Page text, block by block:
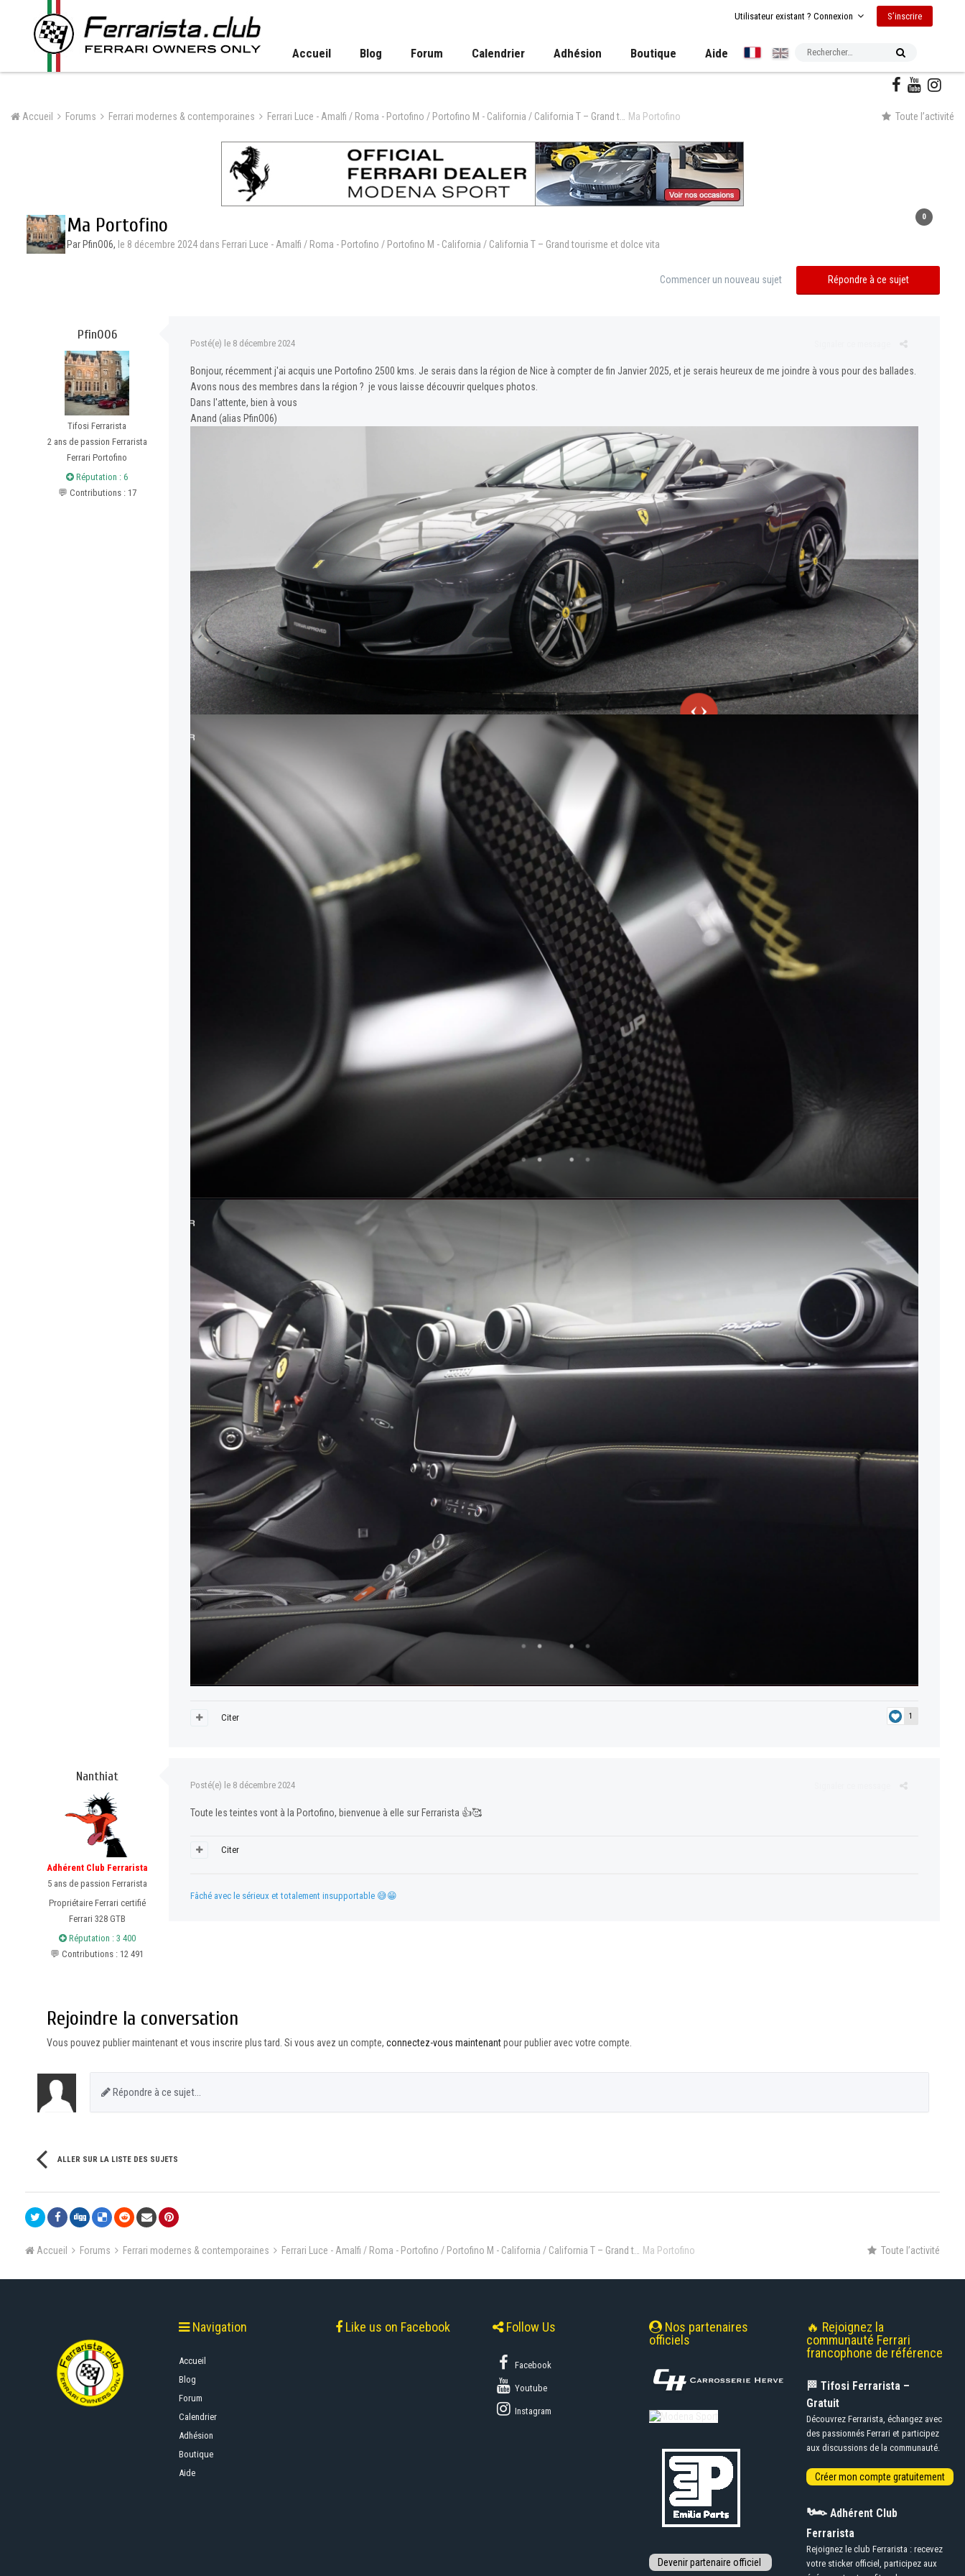
Utilisateur existant ? Connexion S’inscrire
Accueil Blog Forum Calendrier Adhésion Boutique Aide
Toute l’activité
Accueil Forums Ferrari modernes & contemporaines Ma Portofino
0
Ma Portofino
Par PfinO06, le 8 décembre 2024 dans Ferrari Luce - Amalfi / Roma - Portofino / Portofino M - California / California T – Grand tourisme et dolce vita
Répondre à ce sujet
Commencer un nouveau sujet
PfinO06
Tifosi Ferrarista
2 ans de passion Ferrarista
Ferrari Portofino
Réputation : 6
💬 Contributions : 17
Posté(e) le 8 décembre 2024
Bonjour, récemment j'ai acquis une Portofino 2500 kms. Je serais dans la région de Nice à compter de fin Janvier 2025, et je serais heureux de me joindre à vous pour des ballades.
Avons nous des membres dans la région ? je vous laisse découvrir quelques photos.
Dans l'attente, bien à vous
Anand (alias PfinO06)
1
Citer
Nanthiat
Adhérent Club Ferrarista
5 ans de passion Ferrarista
Propriétaire Ferrari certifié
Ferrari 328 GTB
Réputation : 3 400
💬 Contributions : 12 491
Posté(e) le 8 décembre 2024
Toute les teintes vont à la Portofino, bienvenue à elle sur Ferrarista 👍🥰
Citer
Fâché avec le sérieux et totalement insupportable 😅😁
Rejoindre la conversation
Vous pouvez publier maintenant et vous inscrire plus tard. Si vous avez un compte, connectez-vous maintenantpour publier avec votre compte.
Répondre à ce sujet…
ALLER SUR LA LISTE DES SUJETS
Toute l’activité
Accueil Forums Ferrari modernes & contemporaines Ma Portofino
Navigation
Accueil
Blog
Forum
Calendrier
Adhésion
Boutique
Aide
Like us on Facebook Follow Us
Facebook
Youtube
Instagram
Nos partenaires
officiels
🔥 Rejoignez la
communauté Ferrari
francophone de référence
🏁 Tifosi Ferrarista –
Gratuit
Découvrez Ferrarista, échangez avec
des passionnés Ferrari et participez
aux discussions de la communauté.
🏎️Adhérent Club
Ferrarista
Rejoignez le club Ferrarista : recevez
votre sticker officiel, participez aux